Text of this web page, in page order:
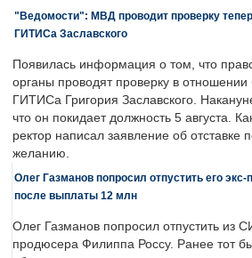
"Ведомости": МВД проводит проверку
ГИТИСа Заславского
Появилась информация о том, что
органы проводят проверку в
ГИТИСа Григория Заславского.
что он покидает должность 5 августа.
ректор написал заявление об отставке
желанию.
Олег Газманов попросил отпустить его
после выплаты 12 млн
Олег Газманов попросил отпустить из
продюсера Филиппа Россу. Ранее тот